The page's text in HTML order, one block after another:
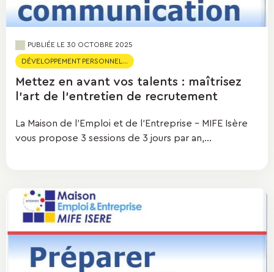
PUBLIÉE LE 30 OCTOBRE 2025
DÉVELOPPEMENT PERSONNEL...
Mettez en avant vos talents : maîtrisez
l'art de l'entretien de recrutement
La Maison de l’Emploi et de l’Entreprise - MIFE Isère
vous propose 3 sessions de 3 jours par an,...